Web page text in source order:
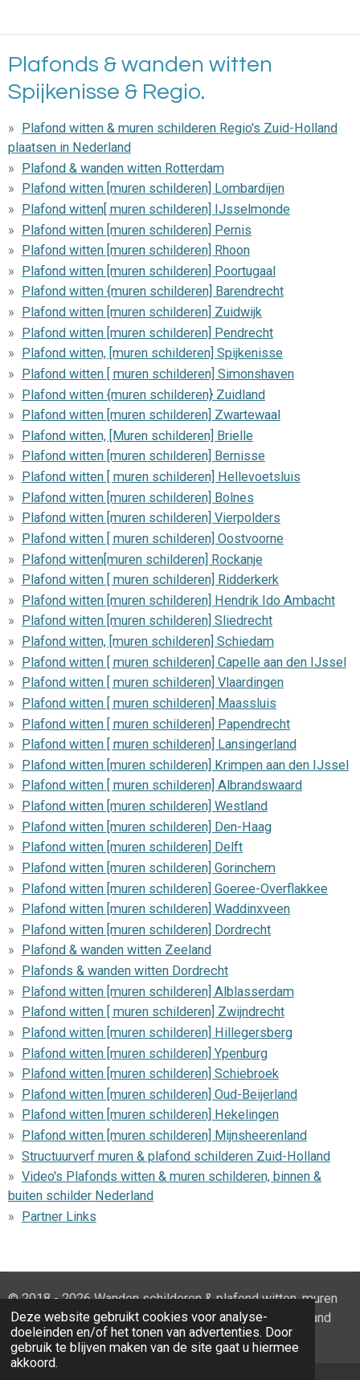
Deze website gebruikt cookies voor analyse-
doeleinden en/of het tonen van advertenties. Door
gebruik te blijven maken van de site gaat u hiermee
akkoord.
Plafonds & wanden witten
Spijkenisse & Regio.
Plafond witten & muren schilderen Regio's Zuid-Holland
plaatsen in Nederland
Plafond & wanden witten Rotterdam
Plafond witten [muren schilderen] Lombardijen
Plafond witten[ muren schilderen] IJsselmonde
Plafond witten [muren schilderen] Pernis
Plafond witten [muren schilderen] Rhoon
Plafond witten [muren schilderen] Poortugaal
Plafond witten {muren schilderen] Barendrecht
Plafond witten [muren schilderen] Zuidwijk
Plafond witten [muren schilderen] Pendrecht
Plafond witten, [muren schilderen] Spijkenisse
Plafond witten [ muren schilderen] Simonshaven
Plafond witten {muren schilderen} Zuidland
Plafond witten [muren schilderen] Zwartewaal
Plafond witten, [Muren schilderen] Brielle
Plafond witten [muren schilderen] Bernisse
Plafond witten [ muren schilderen] Hellevoetsluis
Plafond witten [muren schilderen] Bolnes
Plafond witten [muren schilderen] Vierpolders
Plafond witten [ muren schilderen] Oostvoorne
Plafond witten[muren schilderen] Rockanje
Plafond witten [ muren schilderen] Ridderkerk
Plafond witten [muren schilderen] Hendrik Ido Ambacht
Plafond witten [muren schilderen] Sliedrecht
Plafond witten, [muren schilderen] Schiedam
Plafond witten [ muren schilderen] Capelle aan den IJssel
Plafond witten [ muren schilderen] Vlaardingen
Plafond witten [ muren schilderen] Maassluis
Plafond witten [ muren schilderen] Papendrecht
Plafond witten [ muren schilderen] Lansingerland
Plafond witten [muren schilderen] Krimpen aan den IJssel
Plafond witten [ muren schilderen] Albrandswaard
Plafond witten [muren schilderen] Westland
Plafond witten [muren schilderen] Den-Haag
Plafond witten [muren schilderen] Delft
Plafond witten [muren schilderen] Gorinchem
Plafond witten [muren schilderen] Goeree-Overflakkee
Plafond witten [muren schilderen] Waddinxveen
Plafond witten [muren schilderen] Dordrecht
Plafond & wanden witten Zeeland
Plafonds & wanden witten Dordrecht
Plafond witten [muren schilderen] Alblasserdam
Plafond witten [ muren schilderen] Zwijndrecht
Plafond witten [muren schilderen] Hillegersberg
Plafond witten [muren schilderen] Ypenburg
Plafond witten [muren schilderen] Schiebroek
Plafond witten [muren schilderen] Oud-Beijerland
Plafond witten [muren schilderen] Hekelingen
Plafond witten [muren schilderen] Mijnsheerenland
Structuurverf muren & plafond schilderen Zuid-Holland
Video's Plafonds witten & muren schilderen, binnen &
buiten schilder Nederland
Partner Links
© 2018 - 2026 Wanden schilderen & plafond witten, muren
witten, huis schilderen sauswerk Zuid-Holland Nederland
Powered byJouwWeb